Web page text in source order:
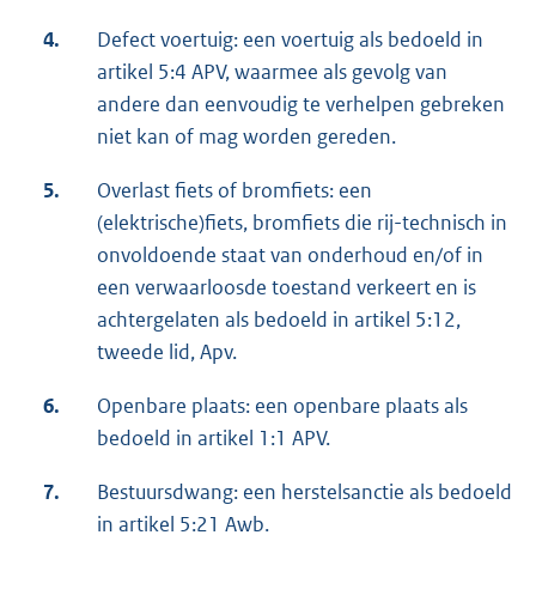
4.
Defect voertuig: een voertuig als bedoeld in
artikel 5:4 APV, waarmee als gevolg van
andere dan eenvoudig te verhelpen gebreken
niet kan of mag worden gereden.
5.
Overlast fiets of bromfiets: een
(elektrische)fiets, bromfiets die rij-technisch in
onvoldoende staat van onderhoud en/of in
een verwaarloosde toestand verkeert en is
achtergelaten als bedoeld in artikel 5:12,
tweede lid, Apv.
6.
Openbare plaats: een openbare plaats als
bedoeld in artikel 1:1 APV.
7.
Bestuursdwang: een herstelsanctie als bedoeld
in artikel 5:21 Awb.